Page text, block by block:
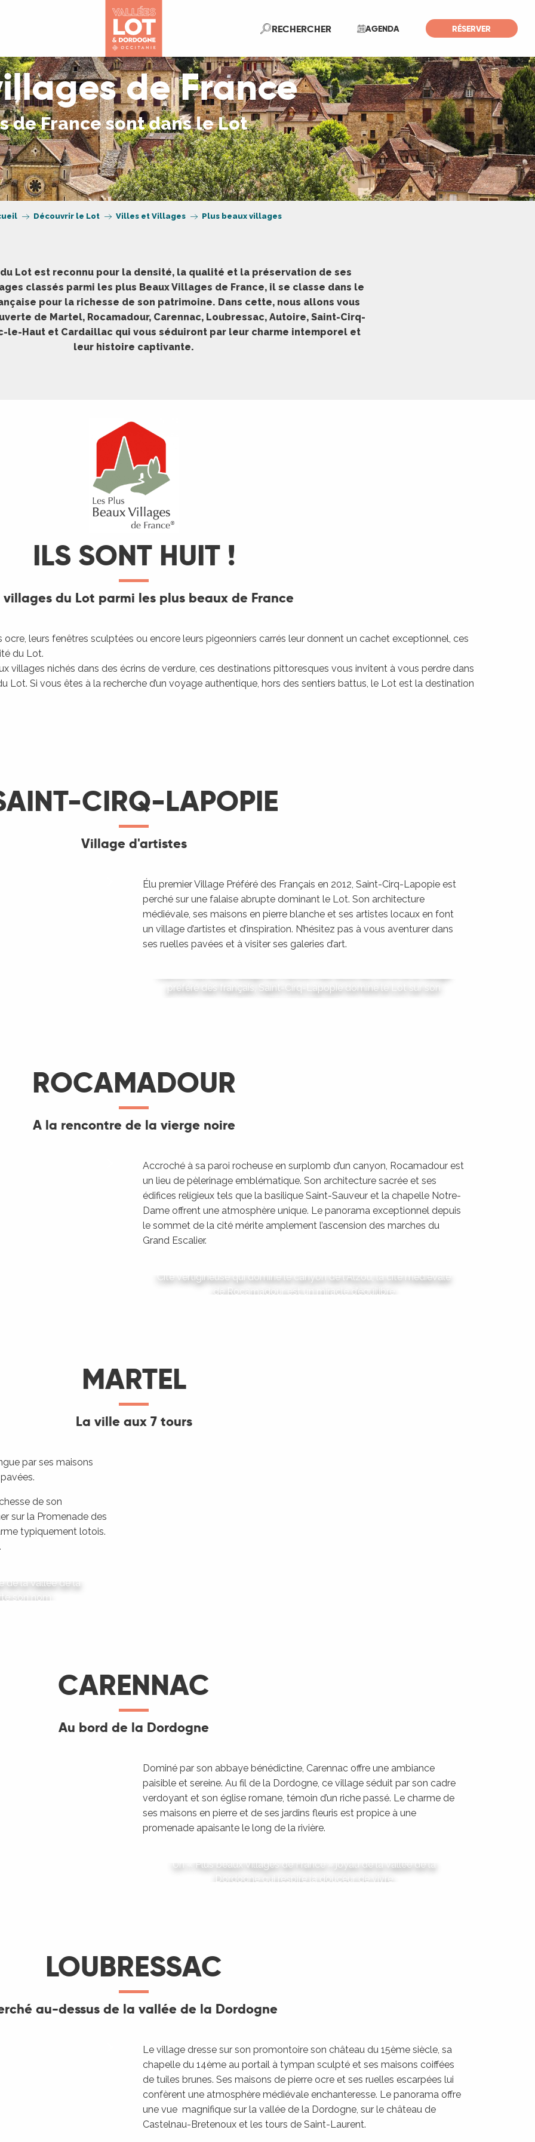
AGENDA RÉSERVER
RECHERCHERRecherche
de France
de France sont dans le Lot
Découvrir le Lot Villes et Villages Plus beaux villages
Lot est reconnu pour la densité, la qualité et la préservation de ses
classés parmi les plus Beaux Villages de France, il se classe dans le
pour la richesse de son patrimoine. Dans cette, nous allons vous
de Martel, Rocamadour, Carennac, Loubressac, Autoire, Saint-Cirq-
le-Haut et Cardaillac qui vous séduiront par leur charme intemporel et
leur histoire captivante.
ILS SONT HUIT !
villages du Lot parmi les plus beaux de France
ocre, leurs fenêtres sculptées ou encore leurs pigeonniers carrés leur donnent un cachet exceptionnel, ces
du Lot.
villages nichés dans des écrins de verdure, ces destinations pittoresques vous invitent à vous perdre dans
Si vous êtes à la recherche d’un voyage authentique, hors des sentiers battus, le Lot est la destination
CIRQ-LAPOPIE
Village d'artistes
Élu premier Village Préféré des Français en 2012, Saint-Cirq-Lapopie est
perché sur une falaise abrupte dominant le Lot. Son architecture
médiévale, ses maisons en pierre blanche et ses artistes locaux en font
un village d’artistes et d’inspiration. N’hésitez pas à vous aventurer dans
ses ruelles pavées et à visiter ses galeries d’art.
Saint-Cirq-Lapopie
préféré des français, Saint-Cirq-Lapopie domine le Lot sur son
ROCAMADOUR
A la rencontre de la vierge noire
Accroché à sa paroi rocheuse en surplomb d’un canyon, Rocamadour est
un lieu de pèlerinage emblématique. Son architecture sacrée et ses
édifices religieux tels que la basilique Saint-Sauveur et la chapelle Notre-
Dame offrent une atmosphère unique. Le panorama exceptionnel depuis
le sommet de la cité mérite amplement l’ascension des marches du
Grand Escalier.
Cité vertigineuse qui domine le canyon de l'Alzou, la cité médiévale
de Rocamadour est un miracle d’équilibre
MARTEL
La ville aux 7 tours
par ses maisons
de son
sur la Promenade des
typiquement lotois.
.
de la Vallée de la
son nom
CARENNAC
Au bord de la Dordogne
Dominé par son abbaye bénédictine, Carennac offre une ambiance
paisible et sereine. Au fil de la Dordogne, ce village séduit par son cadre
verdoyant et son église romane, témoin d’un riche passé. Le charme de
ses maisons en pierre et de ses jardins fleuris est propice à une
promenade apaisante le long de la rivière.
Carennac
Un « Plus beaux Villages de France » joyau de la vallée de la
Dordogne qui respire la douceur de vivre
LOUBRESSAC
au-dessus de la vallée de la Dordogne
Le village dresse sur son promontoire son château du 15ème siècle, sa
chapelle du 14ème au portail à tympan sculpté et ses maisons coiffées
de tuiles brunes. Ses maisons de pierre ocre et ses ruelles escarpées lui
confèrent une atmosphère médiévale enchanteresse. Le panorama offre
une vue magnifique sur la vallée de la Dordogne, sur le château de
Castelnau-Bretenoux et les tours de Saint-Laurent.